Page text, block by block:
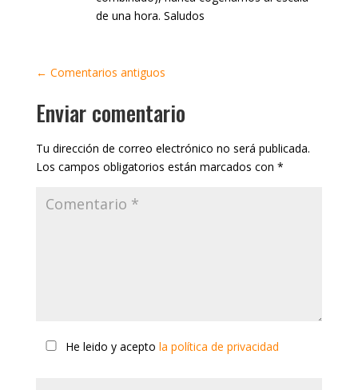
de una hora. Saludos
← Comentarios antiguos
Enviar comentario
Tu dirección de correo electrónico no será publicada.
Los campos obligatorios están marcados con *
He leido y acepto la política de privacidad